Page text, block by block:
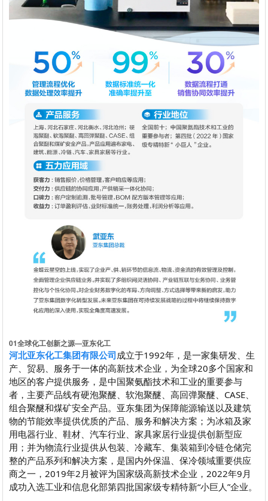
01全球化工创新之源—亚东化工
河北亚东化工集团有限公司成立于1992年，是一家集研发、生
产、贸易、服务于一体的高新技术企业，为全球20多个国家和
地区的客户提供服务，是中国聚氨酯技术和工业的重要参与
者，主要产品线有硬泡聚醚、软泡聚醚、高回弹聚醚、CASE、
组合聚醚和煤矿安全产品。亚东集团为保障能源输送以及建筑
物的节能效率提供优质的产品、服务和解决方案；为冰箱及家
用电器行业、鞋材、汽车行业、家具家居行业提供创新型应
用；并为物流行业提供从包装、冷藏车、集装箱到冷链仓储完
整的产品系列和解决方案，是国内外保温、保冷领域重要供应
商之一，2019年2月被评为国家级高新技术企业，2022年9月
成功入选工业和信息化部第四批国家级专精特新“小巨人”企业。